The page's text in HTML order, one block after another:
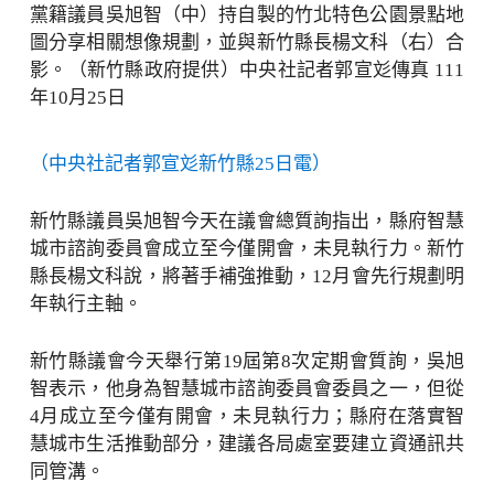
黨籍議員吳旭智（中）持自製的竹北特色公園景點地
圖分享相關想像規劃，並與新竹縣長楊文科（右）合
影。（新竹縣政府提供）中央社記者郭宣彣傳真 111
年10月25日
（中央社記者郭宣彣新竹縣25日電）
新竹縣議員吳旭智今天在議會總質詢指出，縣府智慧
城市諮詢委員會成立至今僅開會，未見執行力。新竹
縣長楊文科說，將著手補強推動，12月會先行規劃明
年執行主軸。
新竹縣議會今天舉行第19屆第8次定期會質詢，吳旭
智表示，他身為智慧城市諮詢委員會委員之一，但從
4月成立至今僅有開會，未見執行力；縣府在落實智
慧城市生活推動部分，建議各局處室要建立資通訊共
同管溝。